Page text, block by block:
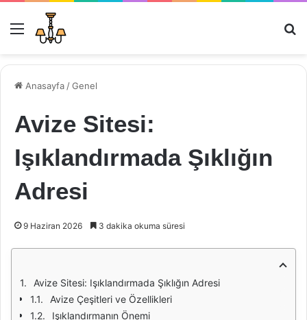
Menü
Anasayfa /Genel
Avize Sitesi:
Işıklandırmada Şıklığın
Adresi
9 Haziran 2026 3 dakika okuma süresi
Avize Sitesi: Işıklandırmada Şıklığın Adresi
Avize Çeşitleri ve Özellikleri
Işıklandırmanın Önemi